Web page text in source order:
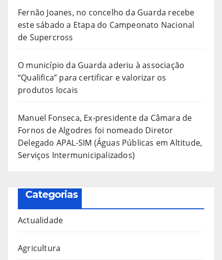
Fernão Joanes, no concelho da Guarda recebe
este sábado a Etapa do Campeonato Nacional
de Supercross
O município da Guarda aderiu à associação
“Qualifica” para certificar e valorizar os
produtos locais
Manuel Fonseca, Ex-presidente da Câmara de
Fornos de Algodres foi nomeado Diretor
Delegado APAL-SIM (Águas Públicas em Altitude,
Serviços Intermunicipalizados)
Categorias
Actualidade
Agricultura